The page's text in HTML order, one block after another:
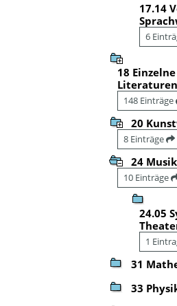
17.14
6
18
Literaturen
148 Einträge
20
8 Einträge
24
10 Einträge
24.05
1
31
33